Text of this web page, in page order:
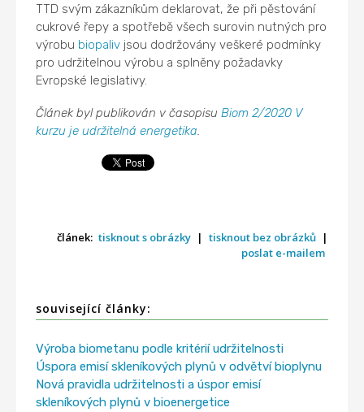
TTD svým zákazníkům deklarovat, že při pěstování
cukrové řepy a spotřebě všech surovin nutných pro
výrobu biopaliv jsou dodržovány veškeré podmínky
pro udržitelnou výrobu a splněny požadavky
Evropské legislativy.
Článek byl publikován v časopisuBiom 2/2020 V
kurzu je udržitelná energetika.
článek: tisknout s obrázky | tisknout bez obrázků |
poslat e-mailem
související články:
Výroba biometanu podle kritérií udržitelnosti
Úspora emisí skleníkových plynů v odvětví bioplynu
Nová pravidla udržitelnosti a úspor emisí
skleníkových plynů v bioenergetice